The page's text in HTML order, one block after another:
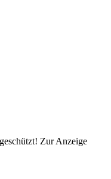
Zur Anzeige